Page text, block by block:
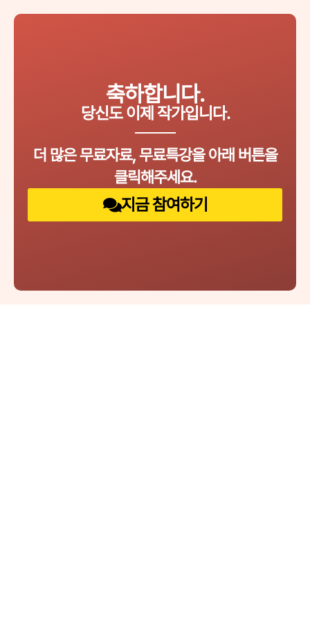
축하합니다.
당신도 이제 작가입니다.
더 많은 무료자료, 무료특강을 아래 버튼을
클릭해주세요.
지금 참여하기